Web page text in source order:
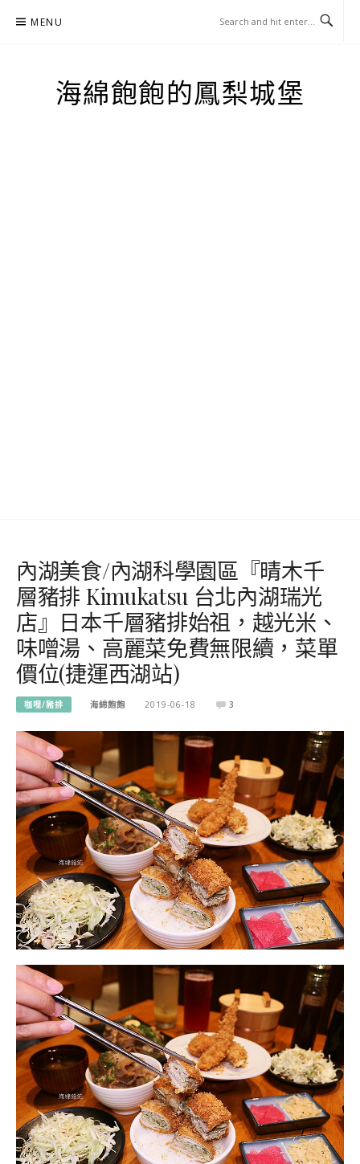
MENU
海綿飽飽的鳳梨城堡
內湖美食/內湖科學園區『晴木千
層豬排 Kimukatsu 台北內湖瑞光
店』日本千層豬排始祖，越光米、
味噌湯、高麗菜免費無限續，菜單
價位(捷運西湖站)
咖哩/豬排 海綿飽飽 2019-06-18 3